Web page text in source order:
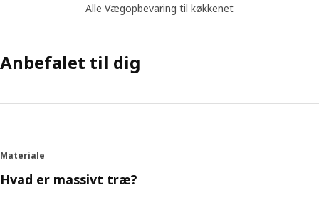
Alle Vægopbevaring til køkkenet
Anbefalet til dig
Materiale
Hvad er massivt træ?